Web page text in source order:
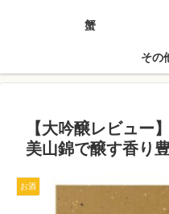
蟹
その
【大吟醸レビュー
美山錦で醸す香り
お酒